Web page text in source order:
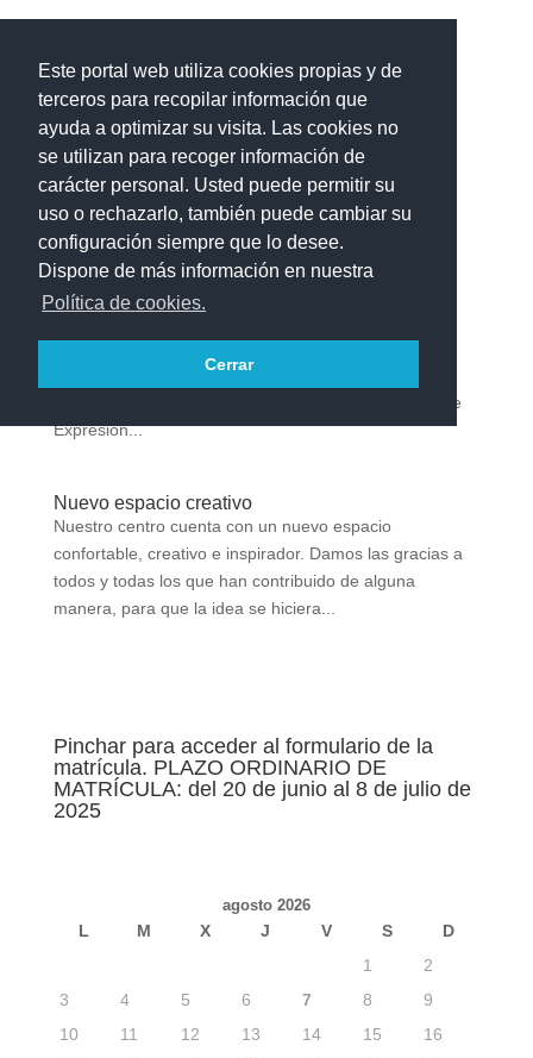
Este portal web utiliza cookies propias y de
terceros para recopilar información que
ayuda a optimizar su visita. Las cookies no
se utilizan para recoger información de
carácter personal. Usted puede permitir su
uso o rechazarlo, también puede cambiar su
configuración siempre que lo desee.
Dispone de más información en nuestra
Política de cookies.
Cerrar
Acceder
Les mostramos el mural de nuestra aula creativa,
realizado por el alumnado de 4° ESO de la materia de
Expresión...
Nuevo espacio creativo
Nuestro centro cuenta con un nuevo espacio
confortable, creativo e inspirador. Damos las gracias a
todos y todas los que han contribuido de alguna
manera, para que la idea se hiciera...
Pinchar para acceder al formulario de la
matrícula. PLAZO ORDINARIO DE
MATRÍCULA: del 20 de junio al 8 de julio de
2025
agosto 2026
L M X J V S
D
1
2
3
4 5 6 7 8
9
10
11 12 13 14 15
16